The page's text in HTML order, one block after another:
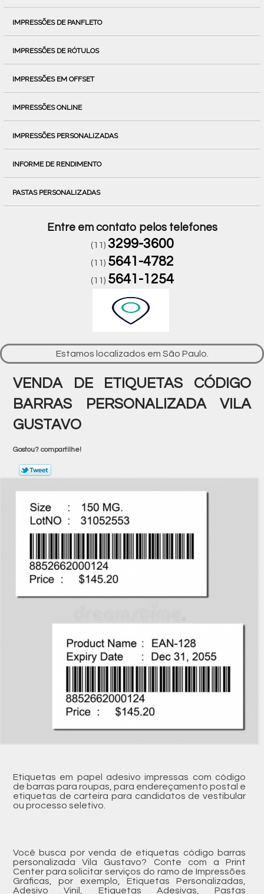
IMPRESSÕES DE PANFLETO
IMPRESSÕES DE RÓTULOS
IMPRESSÕES EM OFFSET
IMPRESSÕES ONLINE
IMPRESSÕES PERSONALIZADAS
INFORME DE RENDIMENTO
PASTAS PERSONALIZADAS
Entre em contato pelos telefones
(11) 3299-3600
(11) 5641-4782
(11) 5641-1254
Estamos localizados em São Paulo.
VENDA DE ETIQUETAS CÓDIGO
BARRAS PERSONALIZADA VILA
GUSTAVO
Gostou? compartilhe!
Etiquetas em papel adesivo impressas com código
de barras para roupas, para endereçamento postal e
etiquetas de carteira para candidatos de vestibular
ou processo seletivo.
Você busca por venda de etiquetas código barras
personalizada Vila Gustavo? Conte com a Print
Center para solicitar serviços do ramo de Impressões
Gráficas, por exemplo, Etiquetas Personalizadas,
Adesivo Vinil, Etiquetas Adesivas, Pastas